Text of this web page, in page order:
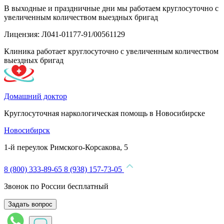
В выходные и праздничные дни мы работаем круглосуточно с
увеличенным количеством выездных бригад
Лицензия: Л041-01177-91/00561129
Клиника работает круглосуточно с увеличенным количеством
выездных бригад
Домашний доктор
Круглосуточная наркологическая помощь в Новосибирске
Новосибирск
1-й переулок Римского-Корсакова, 5
8 (800) 333-89-65 8 (938) 157-73-05
Звонок по России бесплатный
Задать вопрос